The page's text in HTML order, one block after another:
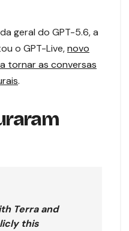
geral do GPT-5.6, a
o GPT-Live,novo
tornar as conversas
.
Terra and
this